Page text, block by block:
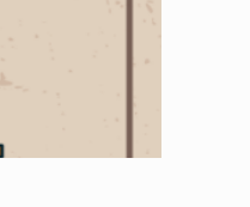
的地位。現在就來